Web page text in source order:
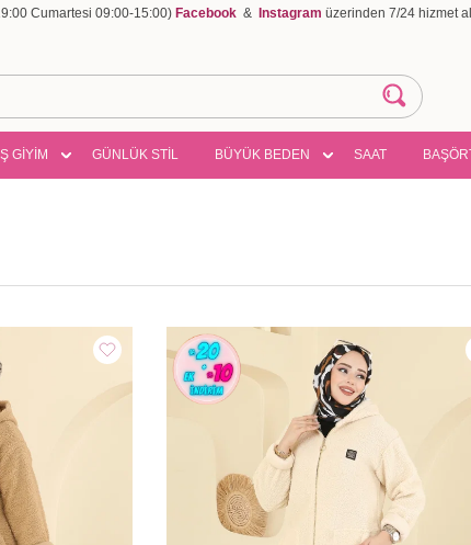
Cumartesi 09:00-15:00) Facebook & Instagram üzerinden 7/24 hizmet
GİYİM GÜNLÜK STİL BÜYÜK BEDEN SAAT